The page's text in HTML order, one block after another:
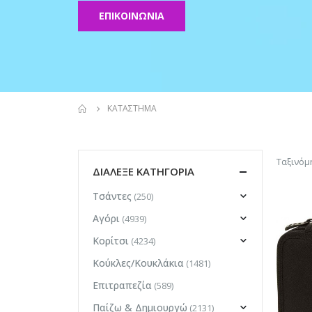
ΕΠΙΚΟΙΝΩΝΙΑ
ΚΑΤΆΣΤΗΜΑ
ΔΙΑΛΕΞΕ ΚΑΤΗΓΟΡΙΑ
Τσάντες (250)
Αγόρι (4939)
Κορίτσι (4234)
Κούκλες/Κουκλάκια (1481)
Επιτραπεζία (589)
Παίζω & Δημιουργώ (2131)